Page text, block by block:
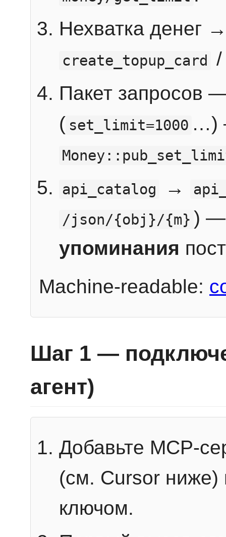
Нехватка денег
create_topup_card
Пакет запросов
( set_limit=1000 …)
api_catalog
→
/json/{obj}/{m} ) —
упоминания
Machine-readable:
Шаг 1 —
агент)
Добавьте MCP-
(см. Cursor ниже)
ключом.